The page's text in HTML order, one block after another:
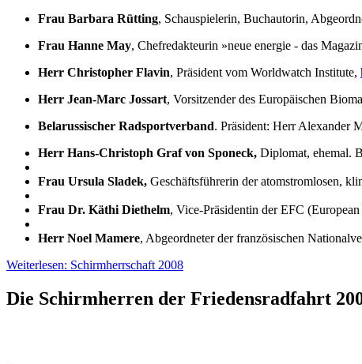
Frau Barbara Rütting, Schauspielerin, Buchautorin,
Frau Hanne May, Chefredakteurin »neue energie - das
Herr Christopher Flavin, Präsident vom Worldwatch Institute,
Herr Jean-Marc Jossart, Vorsitzender des Europäischen
Belarussischer Radsportverband. Präsident: Herr Alexander
Herr Hans-Christoph Graf von Sponeck, Diplomat, ehemal.
Frau Ursula Sladek, Geschäftsführerin der atomstromlosen,
Frau Dr. Käthi Diethelm, Vice-Präsidentin der EFC
Herr Noel Mamere, Abgeordneter der französischen
Weiterlesen: Schirmherrschaft 2008
Die Schirmherren der Friedensradfahrt